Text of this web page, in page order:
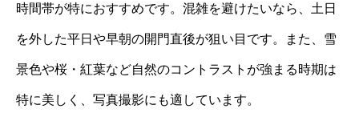
時間帯が特におすすめです。混雑を避けたいなら、土日
を外した平日や早朝の開門直後が狙い目です。また、雪
景色や桜・紅葉など自然のコントラストが強まる時期は
特に美しく、写真撮影にも適しています。